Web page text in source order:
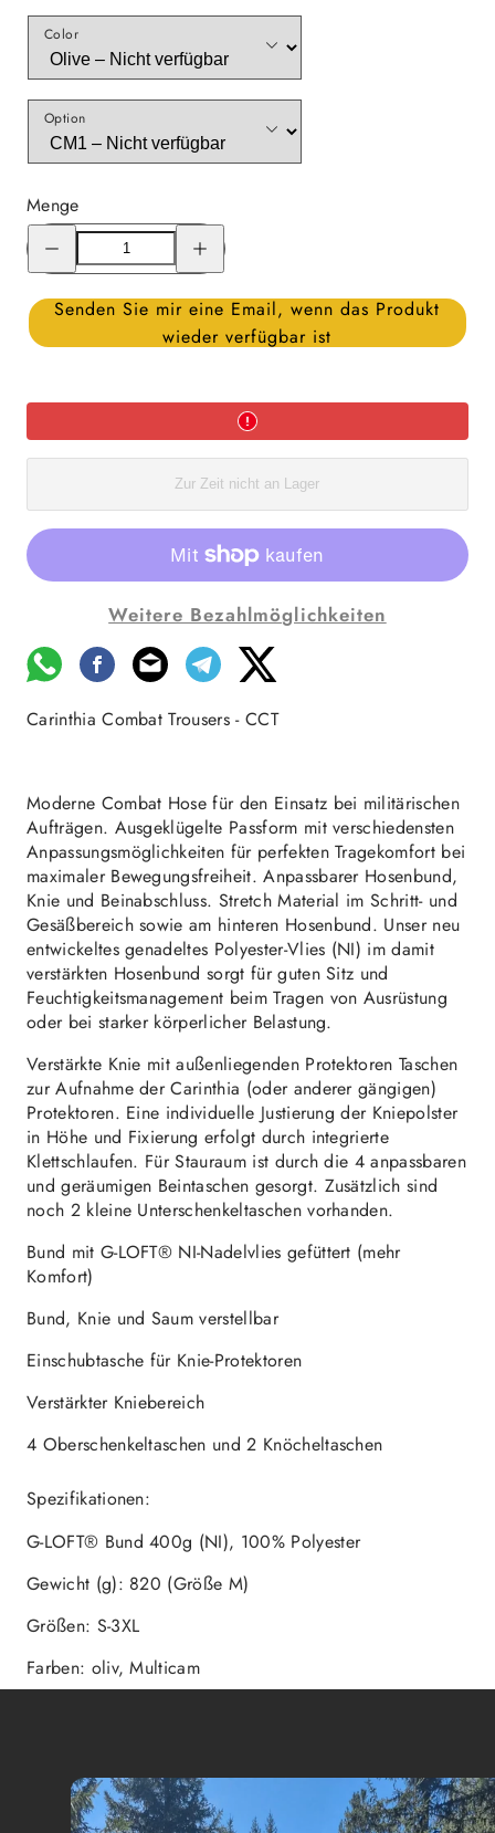
Color
Option
Menge
Menge
für
Carinthia
Trousers
Long
für
Carinthia
Trousers
Long
erhöhen
Senden Sie mir eine Email, wenn das Produkt
wieder verfügbar ist
Zur Zeit nicht an Lager
Weitere Bezahlmöglichkeiten
Carinthia Combat Trousers - CCT
Moderne Combat Hose für den Einsatz bei militärischen
Aufträgen. Ausgeklügelte Passform mit verschiedensten
Anpassungsmöglichkeiten für perfekten Tragekomfort bei
maximaler Bewegungsfreiheit. Anpassbarer Hosenbund,
Knie und Beinabschluss. Stretch Material im Schritt- und
Gesäßbereich sowie am hinteren Hosenbund. Unser neu
entwickeltes genadeltes Polyester-Vlies (NI) im damit
verstärkten Hosenbund sorgt für guten Sitz und
Feuchtigkeitsmanagement beim Tragen von Ausrüstung
oder bei starker körperlicher Belastung.
Verstärkte Knie mit außenliegenden Protektoren Taschen
zur Aufnahme der Carinthia (oder anderer gängigen)
Protektoren. Eine individuelle Justierung der Kniepolster
in Höhe und Fixierung erfolgt durch integrierte
Klettschlaufen. Für Stauraum ist durch die 4 anpassbaren
und geräumigen Beintaschen gesorgt. Zusätzlich sind
noch 2 kleine Unterschenkeltaschen vorhanden.
Bund mit G-LOFT® NI-Nadelvlies gefüttert (mehr
Komfort)
Bund, Knie und Saum verstellbar
Einschubtasche für Knie-Protektoren
Verstärkter Kniebereich
4 Oberschenkeltaschen und 2 Knöcheltaschen
Spezifikationen:
G-LOFT® Bund 400g (NI), 100% Polyester
Gewicht (g): 820 (Größe M)
Größen: S-3XL
Farben: oliv, Multicam